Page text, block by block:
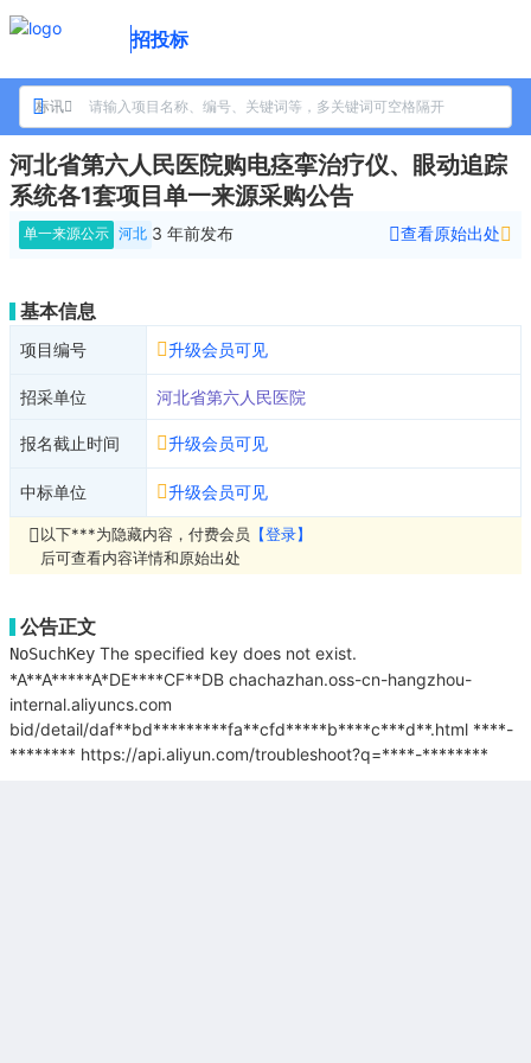
招投标
标讯
河北省第六人民医院购电痉挛治疗仪、眼动追踪
系统各1套项目单一来源采购公告
单一来源公示 河北 3 年前发布 查看原始出处
基本信息
项目编号 升级会员可见
招采单位 河北省第六人民医院
报名截止时间 升级会员可见
中标单位 升级会员可见
以下***为隐藏内容，付费会员 【登录】
后可查看内容详情和原始出处
公告正文
NoSuchKey The specified key does not exist.
*A**A*****A*DE****CF**DB chachazhan.oss-cn-hangzhou-
internal.aliyuncs.com
bid/detail/daf**bd*********fa**cfd*****b****c***d**.html ****-
******** https://api.aliyun.com/troubleshoot?q=****-********